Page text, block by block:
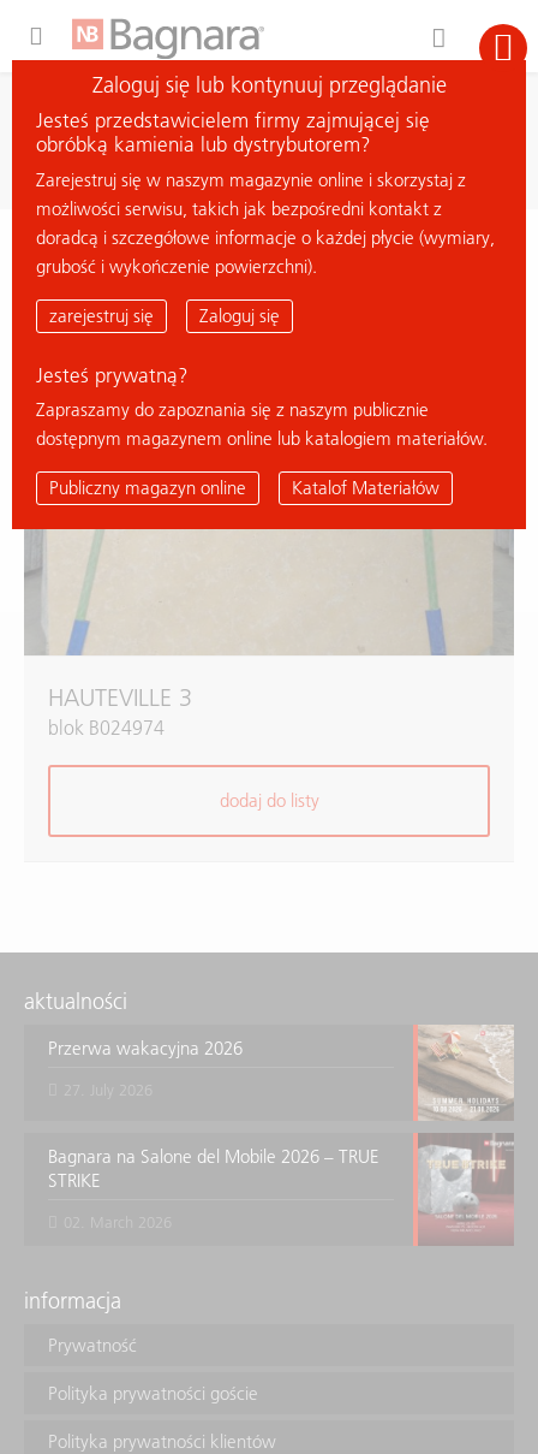
szukaj materiału
< powrót do przeglądu
HAUTEVILLE 3
HAUTEVILLE 3
blok B024974
dodaj do listy
aktualności
Przerwa wakacyjna 2026
Bagnara na Salone del Mobile 2026 – TRUE
STRIKE
informacja
Prywatność
Polityka prywatności goście
Polityka prywatności klientów
Zaloguj się lub kontynuuj przeglądanie
Jesteś przedstawicielem firmy zajmującej się
obróbką kamienia lub dystrybutorem?
Zarejestruj się w naszym magazynie online i skorzystaj z
możliwości serwisu, takich jak bezpośredni kontakt z
doradcą i szczegółowe informacje o każdej płycie (wymiary,
grubość i wykończenie powierzchni).
zarejestruj się Zaloguj się
Jesteś prywatną?
Zapraszamy do zapoznania się z naszym publicznie
dostępnym magazynem online lub katalogiem materiałów.
Publiczny magazyn online Katalof Materiałów